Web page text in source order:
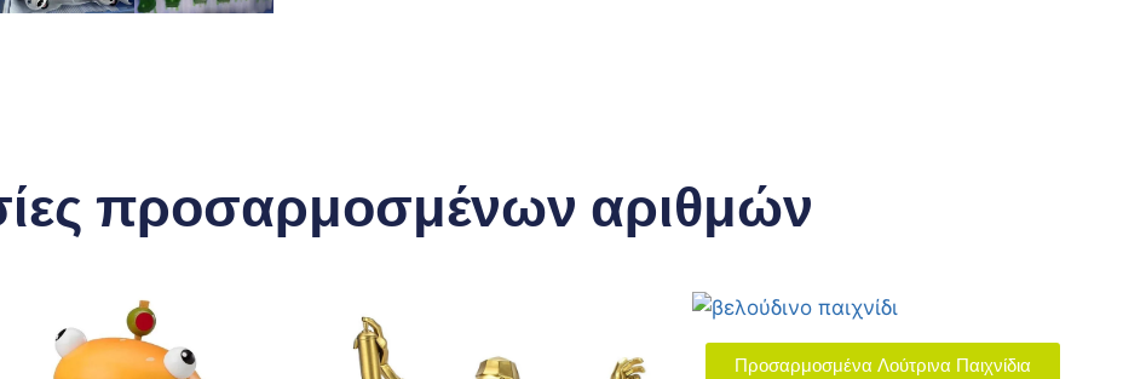
προσαρμοσμένων αριθμών
Προσαρμοσμένα Λούτρινα Παιχνίδια